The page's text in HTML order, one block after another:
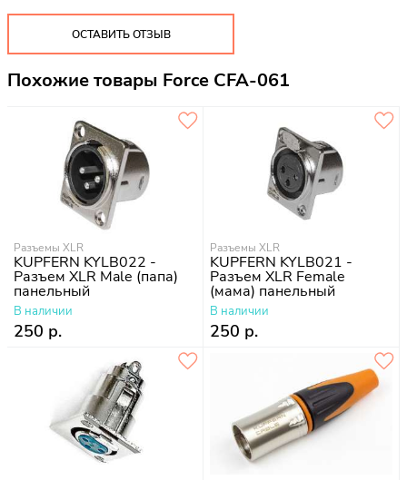
ОСТАВИТЬ ОТЗЫВ
Похожие товары Force CFA-061
Разъемы XLR
KUPFERN KYLB022 -
Разъем XLR Male (папа)
панельный
В наличии
250 р.
Разъемы XLR
KUPFERN KYLB021 -
Разъем XLR Female
(мама) панельный
В наличии
250 р.